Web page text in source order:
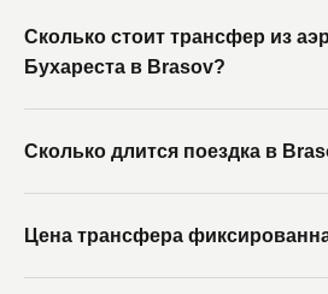
Сколько стоит трансфер из
Бухареста в Brasov?
Сколько длится поездка в
Цена трансфера